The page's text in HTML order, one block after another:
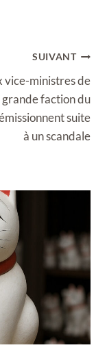
SUIVANT
vice-ministres de
grande faction du
suite
à un scandale